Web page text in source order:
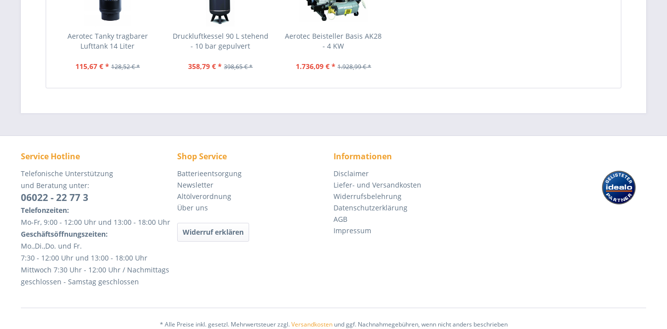
Aerotec Tanky tragbarer
Lufttank 14 Liter
115,67 € * 128,52 € *
Druckluftkessel 90 L stehend
- 10 bar gepulvert
358,79 € * 398,65 € *
Aerotec Beisteller Basis AK28
- 4 KW
1.736,09 € * 1.928,99 € *
Service Hotline
Telefonische Unterstützung
und Beratung unter:
06022 - 22 77 3
Telefonzeiten:
Mo-Fr, 9:00 - 12:00 Uhr und 13:00 - 18:00 Uhr
Geschäftsöffnungszeiten:
Mo.,Di.,Do. und Fr.
7:30 - 12:00 Uhr und 13:00 - 18:00 Uhr
Mittwoch 7:30 Uhr - 12:00 Uhr / Nachmittags
geschlossen - Samstag geschlossen
Shop Service
Batterieentsorgung
Newsletter
Altölverordnung
Über uns
Widerruf erklären
Informationen
Disclaimer
Liefer- und Versandkosten
Widerrufsbelehrung
Datenschutzerklärung
AGB
Impressum
* Alle Preise inkl. gesetzl. Mehrwertsteuer zzgl.Versandkostenund ggf. Nachnahmegebühren, wenn nicht anders beschrieben